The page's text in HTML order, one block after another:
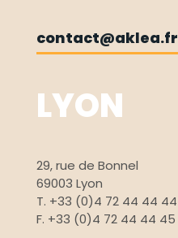
contact@aklea.fr
LYON
29, rue de Bonnel
69003 Lyon
T. +33 (0)4 72 44 44 44
F. +33 (0)4 72 44 44 45